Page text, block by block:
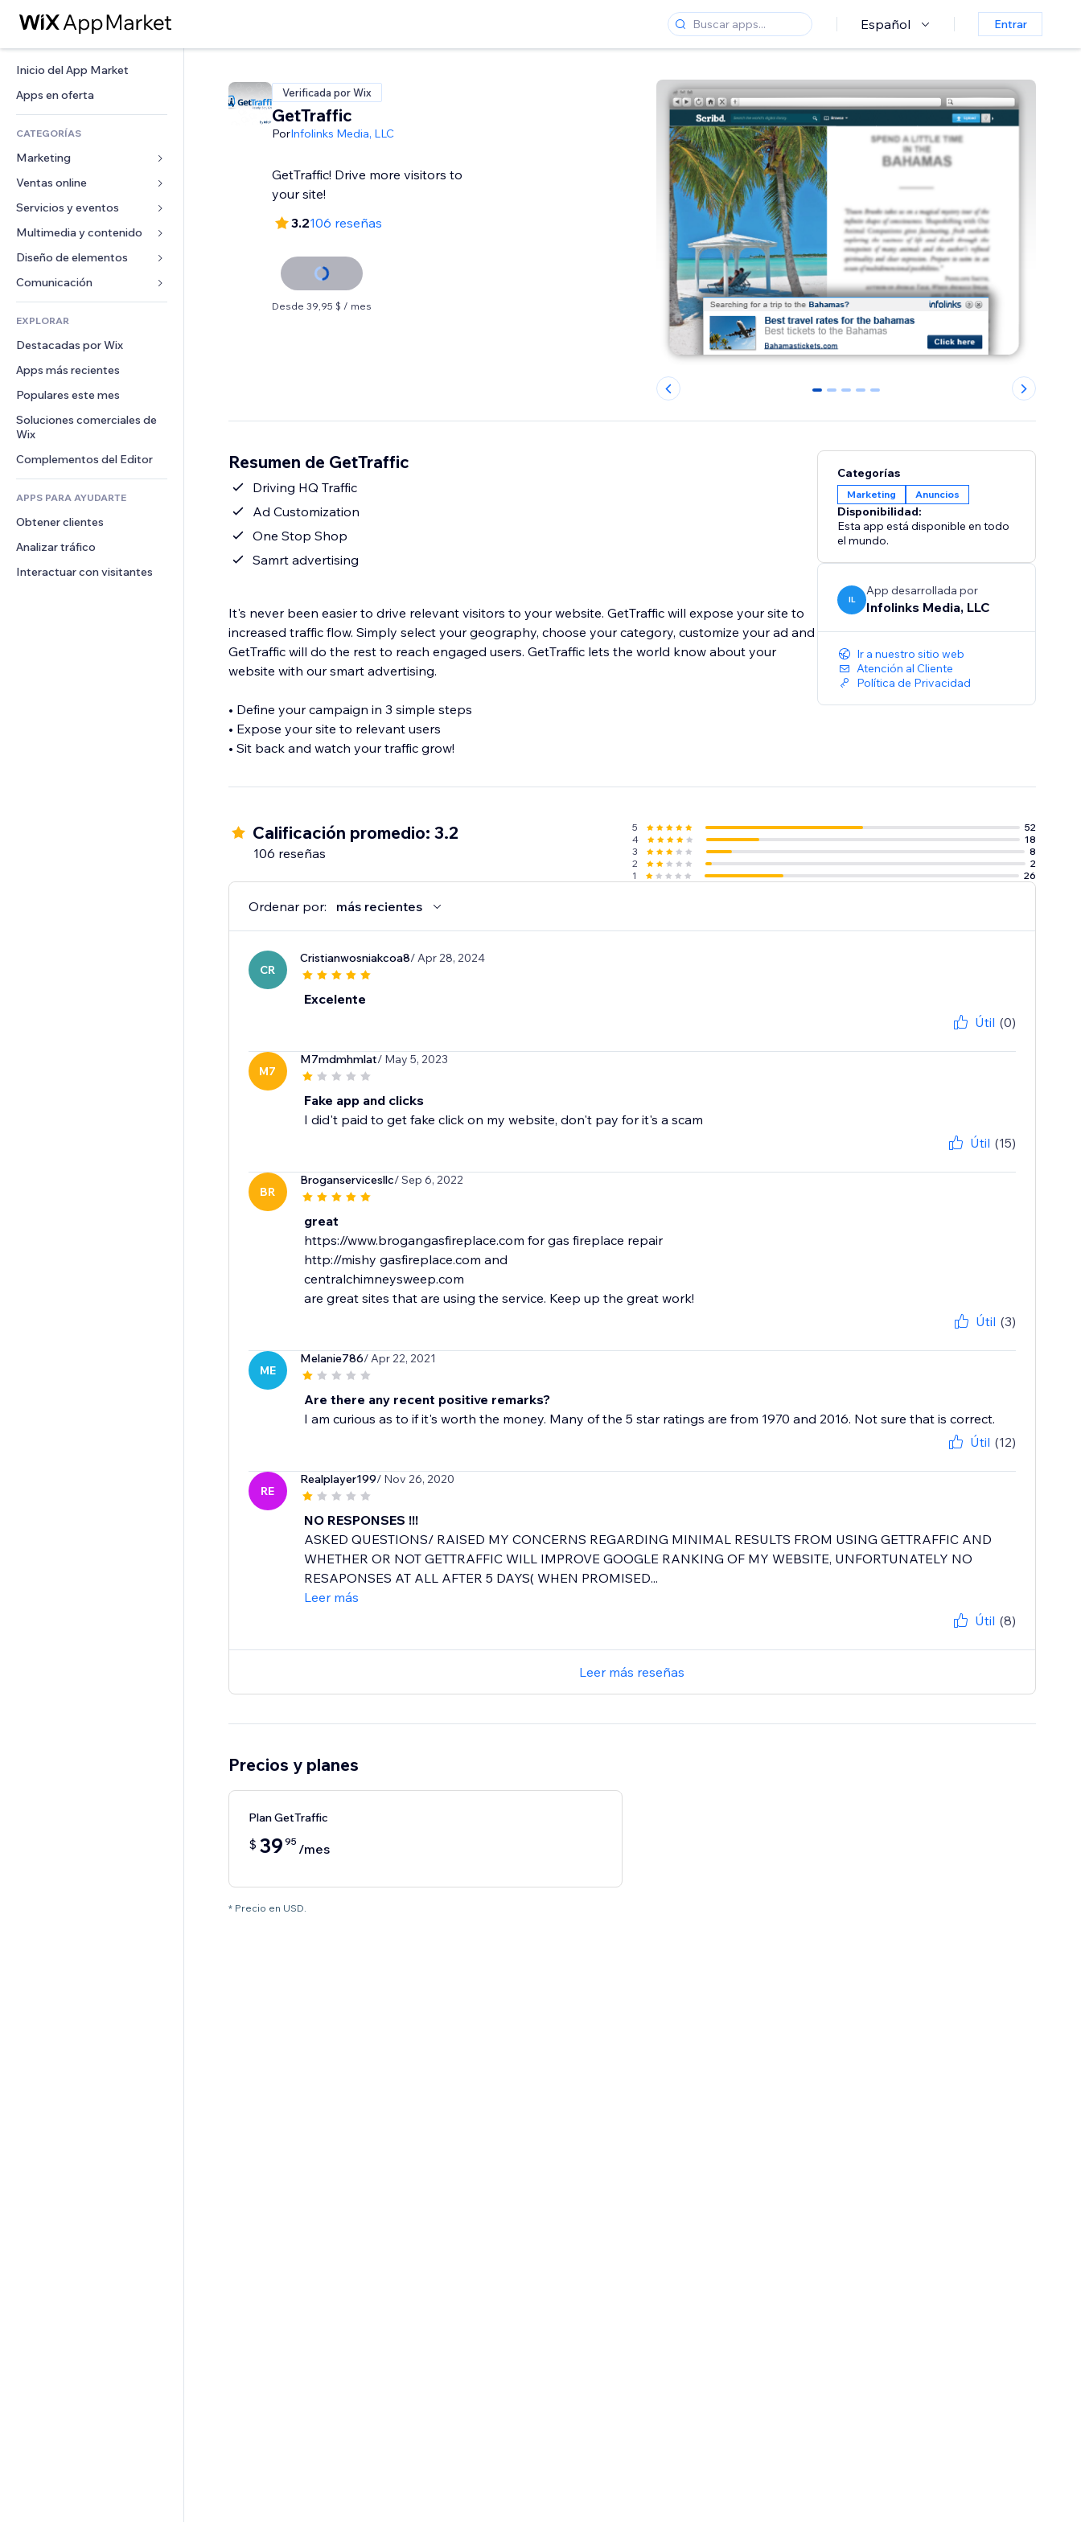
Español Entrar
Inicio del App Market
Apps en oferta
CATEGORÍAS
Marketing
Anuncios
Móvil
Analíticas
Anuncios del sitio
Email
Ventas online
Apps para tiendas
Envíos y entregas
Botones de venta
Contabilidad
Cupones y fidelización
Almacenamiento de mercancía
Crowdfunding
Alimentos y bebidas
Servicios y eventos
Hoteles
Eventos
Restaurantes
Inmobiliarias
Reservas
Multimedia y contenido
Galerías
Música
Pódcast
Fotografía
Video
PDF
Compartir archivos
Noticias
Servicios de contenido
Efectos de texto
Diseño de elementos
Mapas y navegación
Privacidad y seguridad
Reloj
Plantillas para páginas
Efectos de imágenes
Botones y menús
Banners e insignias
Calculadoras
Buscar
Formularios
Encuestas
Chat
Comentarios
Teléfono
Comunidad
Reseñas y testimonios
EXPLORAR
Destacadas por Wix
Apps más recientes
Populares este mes
Soluciones comerciales de
Wix
Complementos del Editor
APPS PARA AYUDARTE
Obtener clientes
Analizar tráfico
Interactuar con visitantes
Verificada por Wix
GetTraffic
PorInfolinks Media, LLC
GetTraffic! Drive more visitors to
your site!
3.2106 reseñas
Desde 39,95 $ / mes
0 1 2 3 4
Resumen de GetTraffic
Driving HQ Traffic
Ad Customization
One Stop Shop
Samrt advertising
It's never been easier to drive relevant visitors to your website. GetTraffic will expose your site to
increased traffic flow. Simply select your geography, choose your category, customize your ad and
GetTraffic will do the rest to reach engaged users. GetTraffic lets the world know about your
website with our smart advertising.
• Define your campaign in 3 simple steps
• Expose your site to relevant users
• Sit back and watch your traffic grow!
Categorías
Marketing Anuncios
Disponibilidad:
Esta app está disponible en todo
el mundo.
IL
App desarrollada por
Infolinks Media, LLC
Ir a nuestro sitio web
Atención al Cliente
Política de Privacidad
Calificación promedio: 3.2
106 reseñas
5
52
4
18
3
8
2
2
1
26
Ordenar por: más recientes
CR
Cristianwosniakcoa8/ Apr 28, 2024
Excelente
Útil (0)
M7
M7mdmhmlat/ May 5, 2023
Fake app and clicks
I did't paid to get fake click on my website, don't pay for it's a scam
Útil (15)
BR
Broganservicesllc/ Sep 6, 2022
great
https://www.brogangasfireplace.com for gas fireplace repair
http://mishy gasfireplace.com and
centralchimneysweep.com
are great sites that are using the service. Keep up the great work!
Útil (3)
ME
Melanie786/ Apr 22, 2021
Are there any recent positive remarks?
I am curious as to if it's worth the money. Many of the 5 star ratings are from 1970 and 2016. Not sure that is correct.
Útil (12)
RE
Realplayer199/ Nov 26, 2020
NO RESPONSES !!!
ASKED QUESTIONS/ RAISED MY CONCERNS REGARDING MINIMAL RESULTS FROM USING GETTRAFFIC AND
WHETHER OR NOT GETTRAFFIC WILL IMPROVE GOOGLE RANKING OF MY WEBSITE, UNFORTUNATELY NO
RESAPONSES AT ALL AFTER 5 DAYS( WHEN PROMISED...
Leer más
Útil (8)
Leer más reseñas
Precios y planes
Plan GetTraffic
$ 39 95 /mes
* Precio en USD.